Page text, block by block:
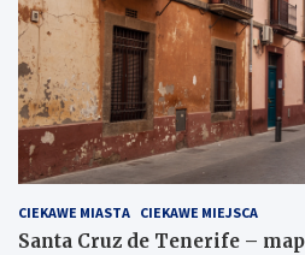
CIEKAWE MIASTA CIEKAWE MIEJSCA
Santa Cruz de Tenerife –